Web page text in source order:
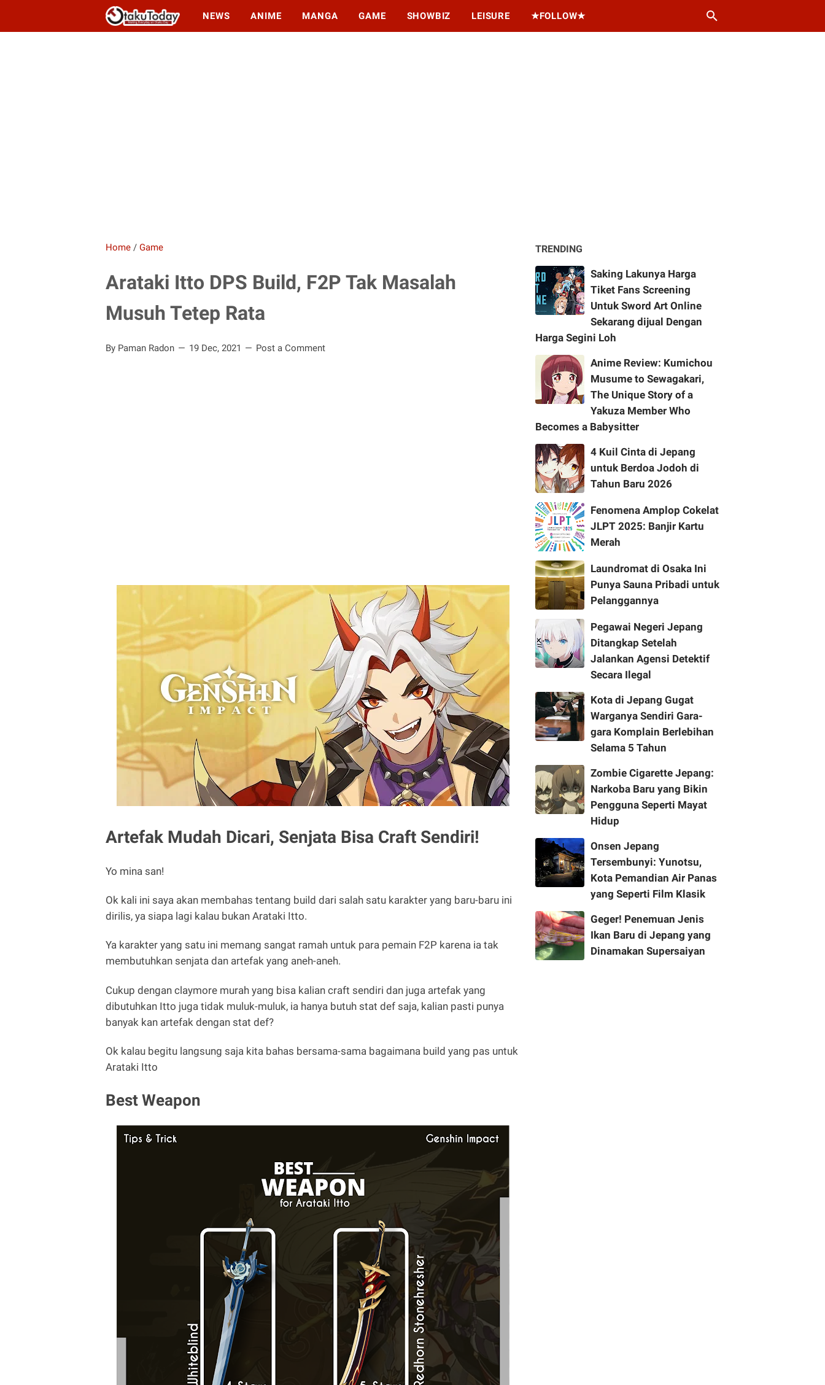
NEWS ANIME MANGA GAME SHOWBIZ LEISURE ★FOLLOW★
Home / Game
Arataki Itto DPS Build, F2P Tak Masalah
Musuh Tetep Rata
By Paman Radon 19 Dec, 2021 Post a Comment
Artefak Mudah Dicari, Senjata Bisa Craft Sendiri!
Yo mina san!
Ok kali ini saya akan membahas tentang build dari salah satu karakter yang baru-baru ini
dirilis, ya siapa lagi kalau bukan Arataki Itto.
Ya karakter yang satu ini memang sangat ramah untuk para pemain F2P karena ia tak
membutuhkan senjata dan artefak yang aneh-aneh.
Cukup dengan claymore murah yang bisa kalian craft sendiri dan juga artefak yang
dibutuhkan Itto juga tidak muluk-muluk, ia hanya butuh stat def saja, kalian pasti punya
banyak kan artefak dengan stat def?
Ok kalau begitu langsung saja kita bahas bersama-sama bagaimana build yang pas untuk
Arataki Itto
Best Weapon
TRENDING
Saking Lakunya Harga
Tiket Fans Screening
Untuk Sword Art Online
Sekarang dijual Dengan
Harga Segini Loh
Anime Review: Kumichou
Musume to Sewagakari,
The Unique Story of a
Yakuza Member Who
Becomes a Babysitter
4 Kuil Cinta di Jepang
untuk Berdoa Jodoh di
Tahun Baru 2026
Fenomena Amplop Cokelat
JLPT 2025: Banjir Kartu
Merah
Laundromat di Osaka Ini
Punya Sauna Pribadi untuk
Pelanggannya
Pegawai Negeri Jepang
Ditangkap Setelah
Jalankan Agensi Detektif
Secara Ilegal
Kota di Jepang Gugat
Warganya Sendiri Gara-
gara Komplain Berlebihan
Selama 5 Tahun
Zombie Cigarette Jepang:
Narkoba Baru yang Bikin
Pengguna Seperti Mayat
Hidup
Onsen Jepang
Tersembunyi: Yunotsu,
Kota Pemandian Air Panas
yang Seperti Film Klasik
Geger! Penemuan Jenis
Ikan Baru di Jepang yang
Dinamakan Supersaiyan